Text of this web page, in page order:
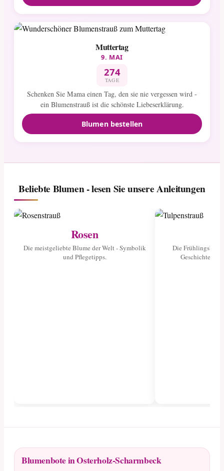
Muttertag
9. MAI
274
TAGE
Schenken Sie Mama einen Tag, den sie nie vergessen wird -
ein Blumenstrauß ist die schönste Liebeserklärung.
Blumen bestellen
Beliebte Blumen - lesen Sie unsere Anleitungen
Rosen
Die meistgeliebte Blume der Welt - Symbolik
und Pflegetipps.
Die
Geschichte
Blumenbote in Osterholz-Scharmbeck